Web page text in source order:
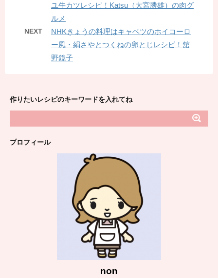
ユ牛カツレシピ！Katsu（大宮勝雄）の肉グ
ルメ
NEXT
NHKきょうの料理はキャベツのホイコーロ
ー風・絹さやとつくねの卵とじレシピ！舘
野鏡子
作りたいレシピのキーワードを入れてね
プロフィール
non